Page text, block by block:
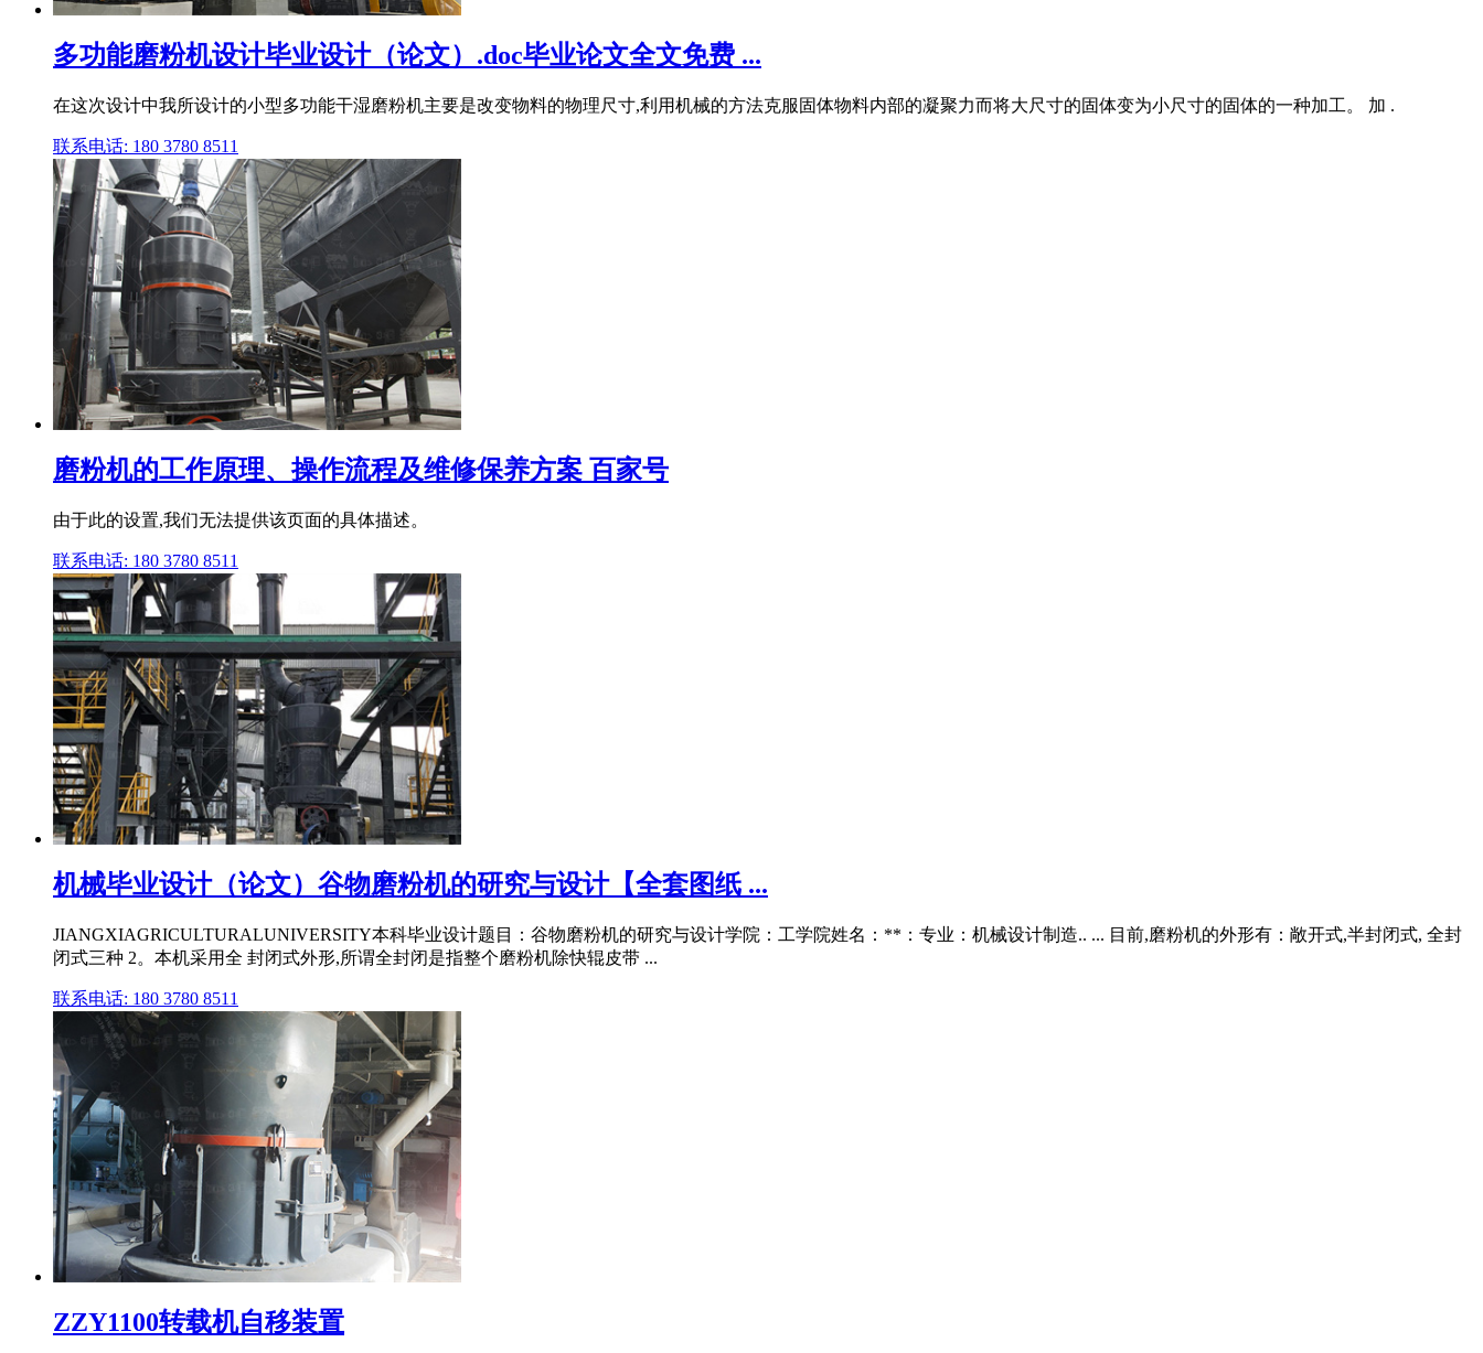
多功能磨粉机设计毕业设计（论文）.doc毕业论文全文免费 ...
在这次设计中我所设计的小型多功能干湿磨粉机主要是改变物料的物理尺寸,利用机械的方法克服固体物料内部的凝聚力而将大尺寸的固体变为小尺寸的固体的一种加工。 加 .
联系电话: 180 3780 8511
磨粉机的工作原理、操作流程及维修保养方案 百家号
由于此的设置,我们无法提供该页面的具体描述。
联系电话: 180 3780 8511
机械毕业设计（论文）谷物磨粉机的研究与设计【全套图纸 ...
JIANGXIAGRICULTURALUNIVERSITY本科毕业设计题目：谷物磨粉机的研究与设计学院：工学院姓名：**：专业：机械设计制造.. ... 目前,磨粉机的外形有：敞开式,半封闭式, 全封
闭式三种 2。本机采用全 封闭式外形,所谓全封闭是指整个磨粉机除快辊皮带 ...
联系电话: 180 3780 8511
ZZY1100转载机自移装置